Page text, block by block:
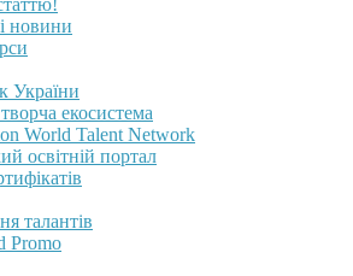
новини
України
екосистема
World Talent Network
освітній портал
талантів
Promo